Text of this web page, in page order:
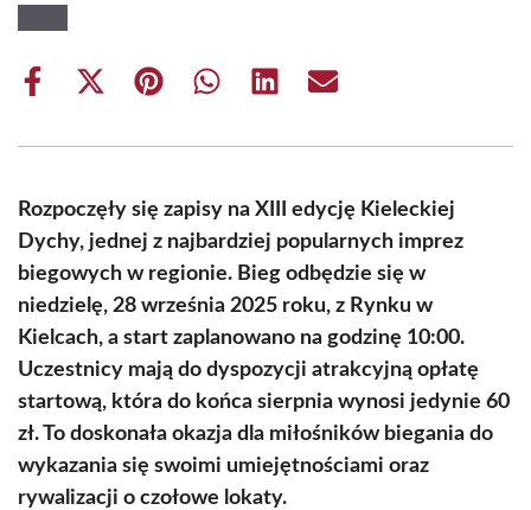
Share
Share
(Twitter)
Share Share Share Share
Rozpoczęły się zapisy na XIII edycję Kieleckiej
Dychy, jednej z najbardziej popularnych imprez
biegowych w regionie. Bieg odbędzie się w
niedzielę, 28 września 2025 roku, z Rynku w
Kielcach, a start zaplanowano na godzinę 10:00.
Uczestnicy mają do dyspozycji atrakcyjną opłatę
startową, która do końca sierpnia wynosi jedynie 60
zł. To doskonała okazja dla miłośników biegania do
wykazania się swoimi umiejętnościami oraz
rywalizacji o czołowe lokaty.